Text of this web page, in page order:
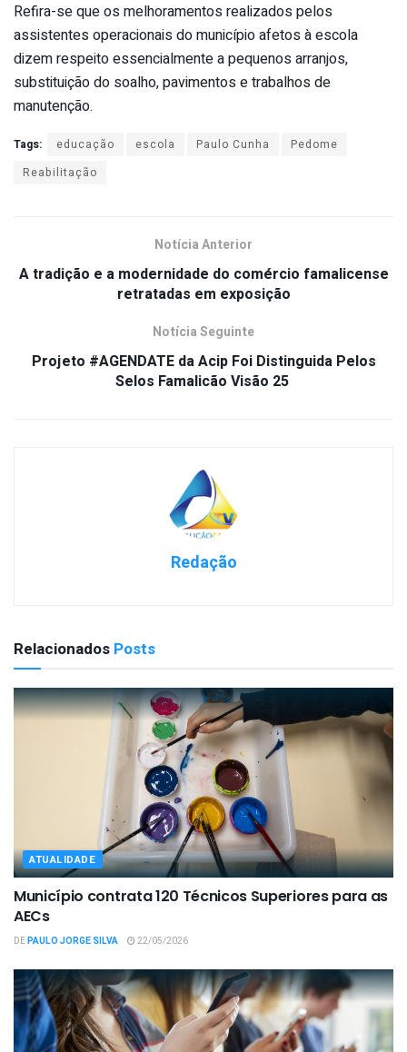
Refira-se que os melhoramentos realizados pelos
assistentes operacionais do município afetos à escola
dizem respeito essencialmente a pequenos arranjos,
substituição do soalho, pavimentos e trabalhos de
manutenção.
Tags: educação escola Paulo Cunha
Pedome
Reabilitação
Notícia Anterior
A tradição e a modernidade do comércio famalicense
retratadas em exposição
Notícia Seguinte
Projeto #AGENDATE da Acip Foi Distinguida Pelos
Selos Famalicão Visão 25
Redação
Relacionados Posts
ATUALIDADE
Município contrata 120 Técnicos Superiores para as
AECs
DEPAULO JORGE SILVA 22/05/2026